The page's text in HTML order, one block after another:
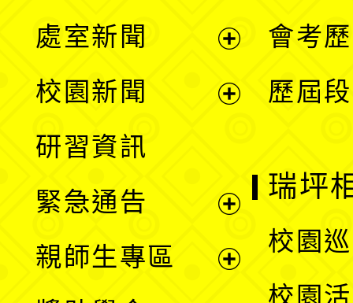
處室新聞
單
校園新聞
選
單
研習資訊
緊急通告
親師生專區
會考
歷屆
瑞坪
校園
校園